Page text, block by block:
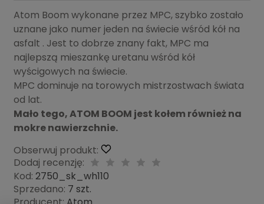
Atom Boom wykonane przez MPC, szybko zostało
uznane jako numer jeden na świecie wśród kół na
asfalt . Jest to dobrze znany fakt, MPC ma
najlepszą mieszankę uretanu wśród kół
wyścigowych na świecie.
MPC dominuje na torowych mistrzostwach świata
od lat.
Mało tego, ATOM BOOM jest kołem również na
mokre nawierzchnie.
Obserwuj produkt:
Dodaj recenzję:
Kod: 2750_sk_wh110
Sprzedano: 7 szt.